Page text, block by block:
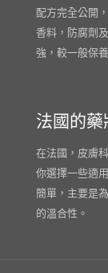
配方完全公開
香料，防腐劑
強，較一般保
法國的藥
在法國，皮膚
你選擇一些適
簡單，主要是
的溫合性。